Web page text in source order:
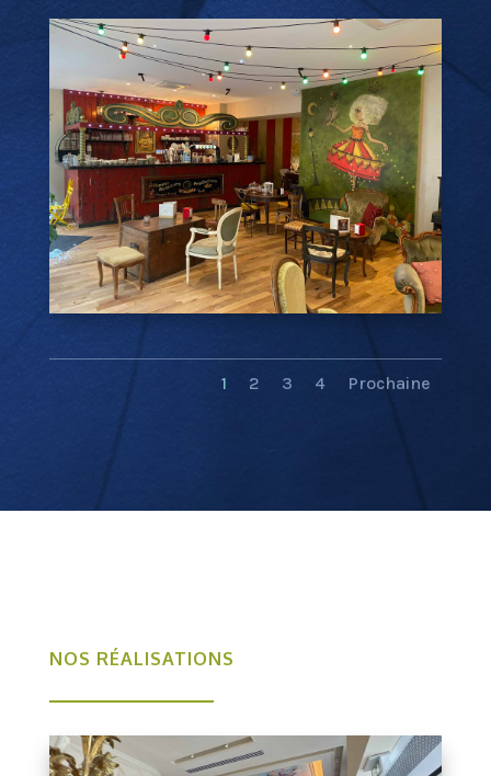
1 2 3 4 Prochaine
NOS RÉALISATIONS